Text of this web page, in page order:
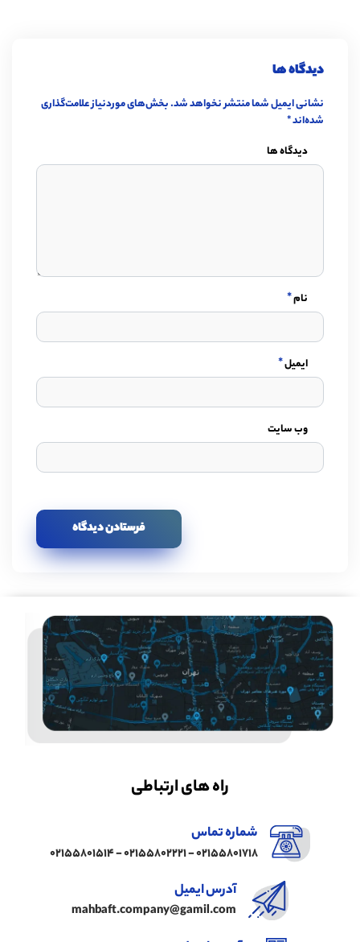
دیدگاه ها
نشانی ایمیل شما منتشر نخواهد شد.بخش‌های موردنیاز علامت‌گذاری
شده‌اند*
دیدگاه ها
نام*
ایمیل*
وب سایت
راه های ارتباطی
شماره تماس
02155801718 - 02155802221 - 02155801514
آدرس ایمیل
mahbaft.company@gamil.com